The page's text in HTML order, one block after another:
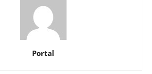
Portal